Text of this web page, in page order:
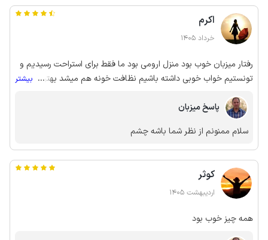
اکرم
خرداد 1405
رفتار میزبان خوب بود منزل ارومی بود ما فقط برای استراحت رسیدیم و
تونستیم خواب خوبی داشته باشیم نظافت خونه هم میشد بهتر باشه
... بیشتر
پاسخ میزبان
سلام ممنونم از نظر شما باشه چشم
کوثر
اردیبهشت 1405
همه چیز خوب بود